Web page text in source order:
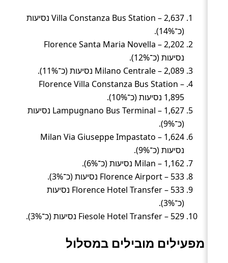
Villa Constanza Bus Station – 2,637 נסיעות
(כ־14%).
Florence Santa Maria Novella – 2,202
נסיעות (כ־12%).
Milano Centrale – 2,089 נסיעות (כ־11%).
Florence Villa Constanza Bus Station –
1,895 נסיעות (כ־10%).
Lampugnano Bus Terminal – 1,627 נסיעות
(כ־9%).
Milan Via Giuseppe Impastato – 1,624
נסיעות (כ־9%).
Milan – 1,162 נסיעות (כ־6%).
Florence Airport – 533 נסיעות (כ־3%).
Florence Hotel Transfer – 533 נסיעות
(כ־3%).
Fiesole Hotel Transfer – 529 נסיעות (כ־3%).
מפעילים מובילים במסלול